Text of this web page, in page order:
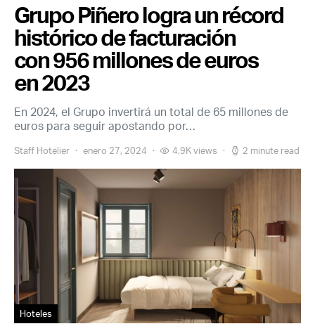
Grupo Piñero logra un récord
histórico de facturación
con 956 millones de euros
en 2023
En 2024, el Grupo invertirá un total de 65 millones de
euros para seguir apostando por…
Staff Hotelier enero 27, 2024 4,9K views 2 minute read
Hoteles